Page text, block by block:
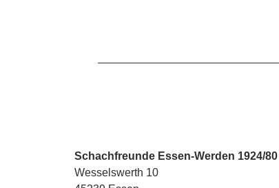
Schachfreunde Essen-Werden 1924/80
Wesselswerth 10